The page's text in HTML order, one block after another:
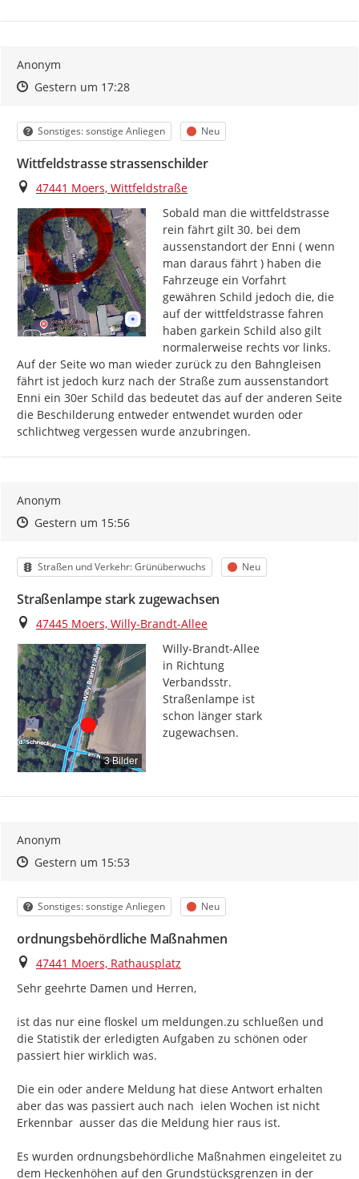
Anonym
Zeitpunkt des Erstellens
Zeitpunkt des Erstellens
Gestern um 17:28Zur Äußerung
Kategorie
Sonstiges: sonstige Anliegen Status
Neu
Wittfeldstrasse strassenschilder
Ort
47441 Moers, Wittfeldstraße
Sobald man die wittfeldstrasse
rein fährt gilt 30. bei dem
aussenstandort der Enni ( wenn
man daraus fährt ) haben die
Fahrzeuge ein Vorfahrt
gewähren Schild jedoch die, die
auf der wittfeldstrasse fahren
haben garkein Schild also gilt
normalerweise rechts vor links.
Auf der Seite wo man wieder zurück zu den Bahngleisen
fährt ist jedoch kurz nach der Straße zum aussenstandort
Enni ein 30er Schild das bedeutet das auf der anderen Seite
die Beschilderung entweder entwendet wurden oder
schlichtweg vergessen wurde anzubringen.
Anonym
Zeitpunkt des Erstellens
Zeitpunkt des Erstellens
Gestern um 15:56Zur Äußerung
Kategorie
Straßen und Verkehr: Grünüberwuchs Status
Neu
Straßenlampe stark zugewachsen
Ort
47445 Moers, Willy-Brandt-Allee
3 Bilder
Willy-Brandt-Allee
in Richtung
Verbandsstr.
Straßenlampe ist
schon länger stark
zugewachsen.
Anonym
Zeitpunkt des Erstellens
Zeitpunkt des Erstellens
Gestern um 15:53Zur Äußerung
Kategorie
Sonstiges: sonstige Anliegen Status
Neu
ordnungsbehördliche Maßnahmen
Ort
47441 Moers, Rathausplatz
Sehr geehrte Damen und Herren,
ist das nur eine floskel um meldungen.zu schlueßen und
die Statistik der erledigten Aufgaben zu schönen oder
passiert hier wirklich was.
Die ein oder andere Meldung hat diese Antwort erhalten
aber das was passiert auch nach  ielen Wochen ist nicht
Erkennbar  ausser das die Meldung hier raus ist.
Es wurden ordnungsbehördliche Maßnahmen eingeleitet zu
dem Heckenhöhen auf den Grundstücksgrenzen in der